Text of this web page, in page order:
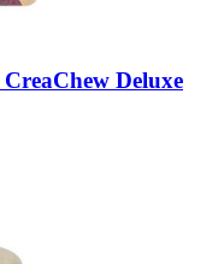
Deluxe